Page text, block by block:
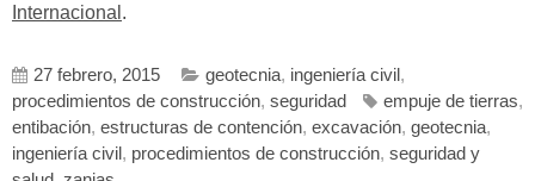
Internacional .
27 febrero, 2015 geotecnia, ingeniería civil ,
procedimientos de construcción, seguridad empuje de tierras,
entibación, estructuras de contención, excavación, geotecnia,
ingeniería civil , procedimientos de construcción, seguridad y